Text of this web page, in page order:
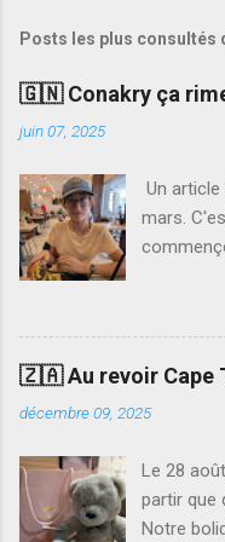
Posts les plus consultés
🇬🇳 Conakry ça
juin 07, 2025
Un
mars.
bons 🥞
pour la
fiches.
tous nos
Après
choix
dame dit
🇿🇦 Au revoir Cape
décembre 09, 2025
Le 28
partir que
Notre